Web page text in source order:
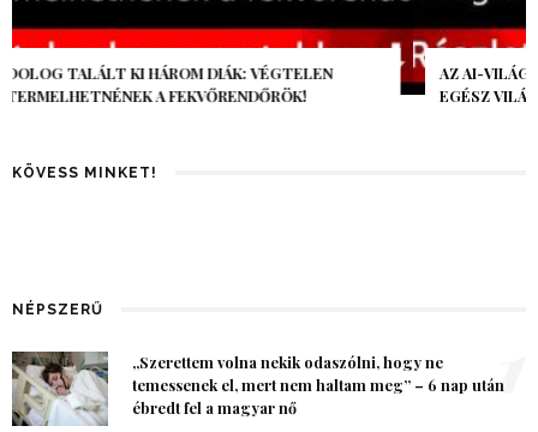
AZ AI-VILÁGVÉGE ÁRNYÉKA, CSAK PÁR ÓRA VOLT, MÉGIS AZ
EGÉSZ VILÁG MEGÉREZTE…
KÖVESS MINKET!
NÉPSZERŰ
„Szerettem volna nekik odaszólni, hogy ne
temessenek el, mert nem haltam meg” – 6 nap után
ébredt fel a magyar nő
1